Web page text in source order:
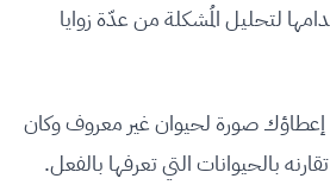
لتحليل المُشكلة من عدّة زوايا
إعطاؤك صورة لحيوان غير معروف وكان
بالحيوانات التي تعرفها بالفعل.